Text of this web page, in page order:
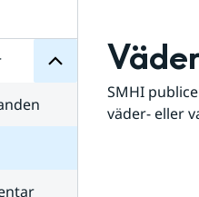
SMHI
väder- eller